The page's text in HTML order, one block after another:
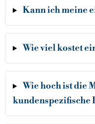
Kann ich meine
Wie viel kostet
Wie hoch ist die
kundenspezifische